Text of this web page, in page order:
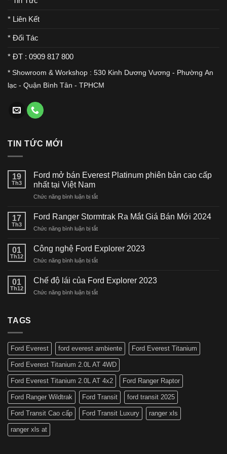
* Liên Kết
* Đối Tác
* ĐT : 0909 817 800
* Showroom & Workshop : 530 Kinh Dương Vương - Phường An
lạc - Quận Bình Tân - TPHCM
TIN TỨC MỚI
19
Th3
Ford mở bán Everest Platinum phiên bản cao cấp
nhất tại Việt Nam
Chức năng bình luận bị tắtở
mở
Everest
phiên
nhất
tại
17
Th3
Ford Ranger Stormtrak Ra Mắt Giá Bán Mới 2024
Chức năng bình luận bị tắtở
Ranger
Stormtrak
Ra
Giá
01
Th12
Công nghệ Ford Explorer 2023
Chức năng bình luận bị tắtở
nghệ
Explorer
01
Th12
Chế độ lái của Ford Explorer 2023
Chức năng bình luận bị tắtở
Explorer
2023
TAGS
Ford Everest ford everest ambiente Ford Everest Titanium
Ford Everest Titanium 2.0L AT 4WD
Ford Everest Titanium 2.0L AT 4x2 Ford Ranger Raptor
Ford Ranger Wildtrak Ford Transit ford transit 2025
Ford Transit Cao cấp Ford Transit Luxury ranger xls
ranger xls at